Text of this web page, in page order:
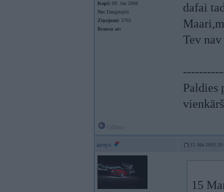
Kopš: 09. Jan 2008
No: Daugavpils
Ziņojumi: 3763
Braucu ar:
dafai
Tev
Paldies
artys 15. Mar 2009,
15